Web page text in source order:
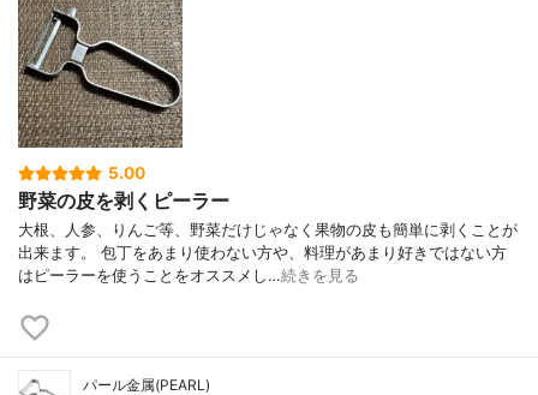
5.00
野菜の皮を剥くピーラー
大根、人参、りんご等、野菜だけじゃなく果物の皮も簡単に剥くことが
出来ます。 包丁をあまり使わない方や、料理があまり好きではない方
はピーラーを使うことをオススメし…続きを見る
パール金属(PEARL)